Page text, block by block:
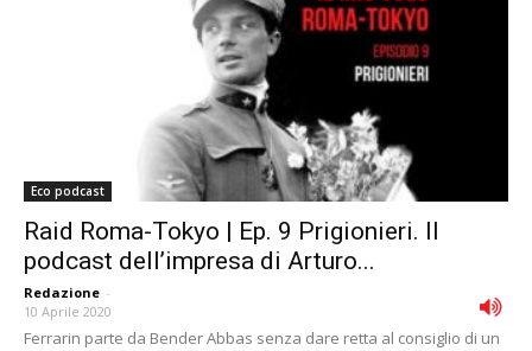
Eco podcast
Raid Roma-Tokyo | Ep. 9 Prigionieri. Il
podcast dell’impresa di Arturo...
Redazione -
10 Aprile 2020
Ferrarin parte da Bender Abbas senza dare retta al consiglio di un